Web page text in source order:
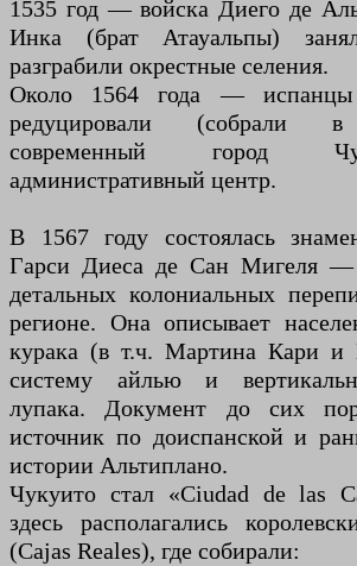
1535 год — войска Диего де
Инка (брат Атауальпы)
разграбили окрестные селения.
Около 1564 года — испанцы
редуцировали (собрали в
современный город
административный центр.
В 1567 году состоялась
Гарси Диеса де Сан Мигеля
детальных колониальных
регионе. Она описывает
курaка (в т.ч. Мартина Кари и
систему айлью и
лупака. Документ до сих
источник по доиспанской и
истории Альтиплано.
Чукуито стал «Ciudad de las
здесь располагались
(Cajas Reales), где собирали: